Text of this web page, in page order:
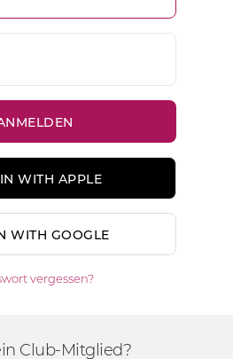
WITH APPLE
WITH GOOGLE
vergessen?
Club-Mitglied?